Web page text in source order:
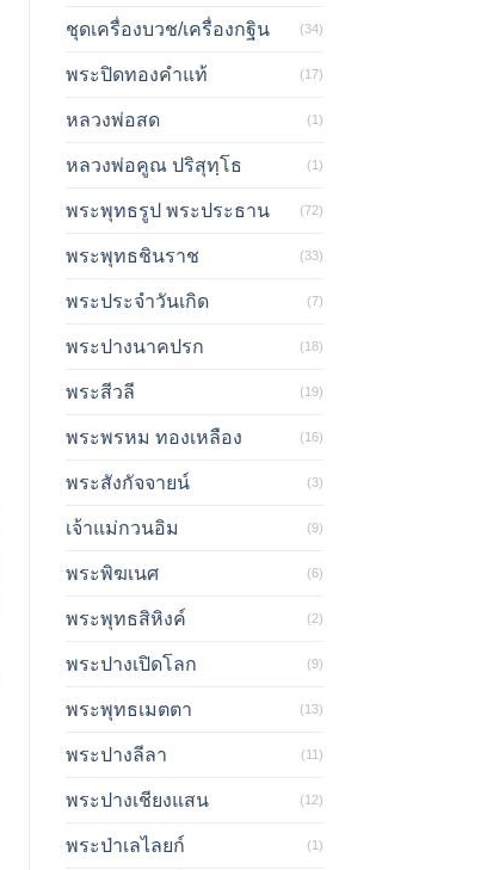
ชุดเครื่องบวช/เครื่องกฐิน (34)
พระปิดทองคำแท้ (17)
หลวงพ่อสด (1)
หลวงพ่อคูณ ปริสุทฺโธ (1)
พระพุทธรูป พระประธาน (72)
พระพุทธชินราช (33)
พระประจำวันเกิด (7)
พระปางนาคปรก (18)
พระสีวลี (19)
พระพรหม ทองเหลือง (16)
พระสังกัจจายน์ (3)
เจ้าแม่กวนอิม (9)
พระพิฆเนศ (6)
พระพุทธสิหิงค์ (2)
พระปางเปิดโลก (9)
พระพุทธเมตตา (13)
พระปางลีลา (11)
พระปางเชียงแสน (12)
พระป่าเลไลยก์ (1)